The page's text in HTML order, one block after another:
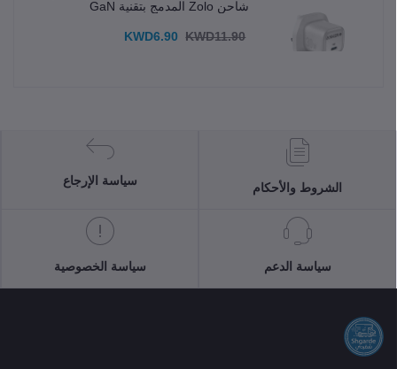
شاحن Zolo المدمج بتقنية GaN
KWD6.90 KWD11.90
الشروط والأحكام
سياسة الإرجاع
سياسة الدعم سياسة الخصوصية